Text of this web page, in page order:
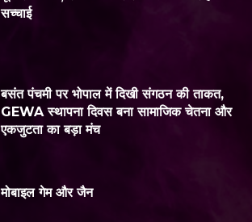
सच्चाई
बसंत पंचमी पर भोपाल में दिखी संगठन की ताकत,
GEWA स्थापना दिवस बना सामाजिक चेतना और
एकजुटता का बड़ा मंच
मोबाइल गेम और जैन